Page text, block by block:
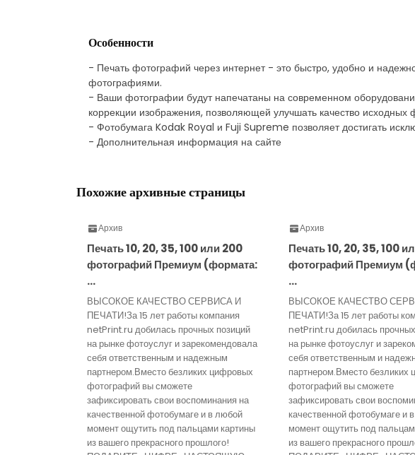
Особенности
- Печать фотографий через интернет - это быстро, удобно и
фотографиями.
- Ваши фотографии будут напечатаны на современном
коррекции изображения, позволяющей улучшать качество исходных
- Фотобумага Kodak Royal и Fuji Supreme позволяет достигать
- Дополнительная информация на сайте
Похожие архивные страницы
Архив
Печать 10, 20, 35, 100 или 200
фотографий Премиум (формата:
…
ВЫСОКОЕ КАЧЕСТВО СЕРВИСА И
ПЕЧАТИ!За 15 лет работы компания
netPrint.ru добилась прочных позиций
на рынке фотоуслуг и зарекомендовала
себя ответственным и надежным
партнером.Вместо безликих цифровых
фотографий вы сможете
зафиксировать свои воспоминания на
качественной фотобумаге и в любой
момент ощутить под пальцами картины
из вашего прекрасного прошлого!
Архив
Печать 10, 20, 35, 100
фотографий Премиум
…
ВЫСОКОЕ КАЧЕСТВО
ПЕЧАТИ!За 15 лет работы
netPrint.ru добилась
на рынке фотоуслуг и
себя ответственным и
партнером.Вместо безликих
фотографий вы сможете
зафиксировать свои
качественной фотобумаге и
момент ощутить под
из вашего прекрасного